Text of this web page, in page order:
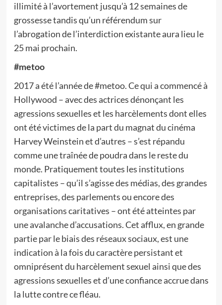
illimité à l’avortement jusqu’à 12 semaines de
grossesse tandis qu’un référendum sur
l’abrogation de l’interdiction existante aura lieu le
25 mai prochain.
#metoo
2017 a été l’année de #metoo. Ce qui a commencé à
Hollywood – avec des actrices dénonçant les
agressions sexuelles et les harcèlements dont elles
ont été victimes de la part du magnat du cinéma
Harvey Weinstein et d’autres – s’est répandu
comme une traînée de poudra dans le reste du
monde. Pratiquement toutes les institutions
capitalistes – qu’il s’agisse des médias, des grandes
entreprises, des parlements ou encore des
organisations caritatives – ont été atteintes par
une avalanche d’accusations. Cet afflux, en grande
partie par le biais des réseaux sociaux, est une
indication à la fois du caractère persistant et
omniprésent du harcèlement sexuel ainsi que des
agressions sexuelles et d’une confiance accrue dans
la lutte contre ce fléau.